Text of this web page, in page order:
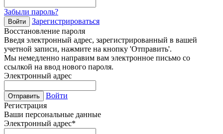
Забыли пароль?
Войти
Зарегистрироваться
Восстановление пароля
Введя электронный адрес, зарегистрированный в вашей
учетной записи, нажмите на кнопку 'Отправить'.
Мы немедленно направим вам электронное письмо со
ссылкой на ввод нового пароля.
Электронный адрес
Отправить
Войти
Регистрация
Ваши персональные данные
Электронный адрес*